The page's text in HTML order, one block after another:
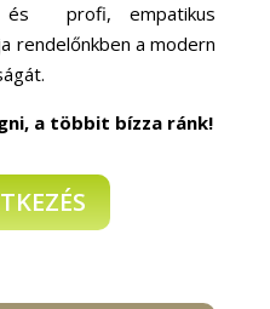
és profi, empatikus
rendelőnkben a modern
a többit bízza ránk!